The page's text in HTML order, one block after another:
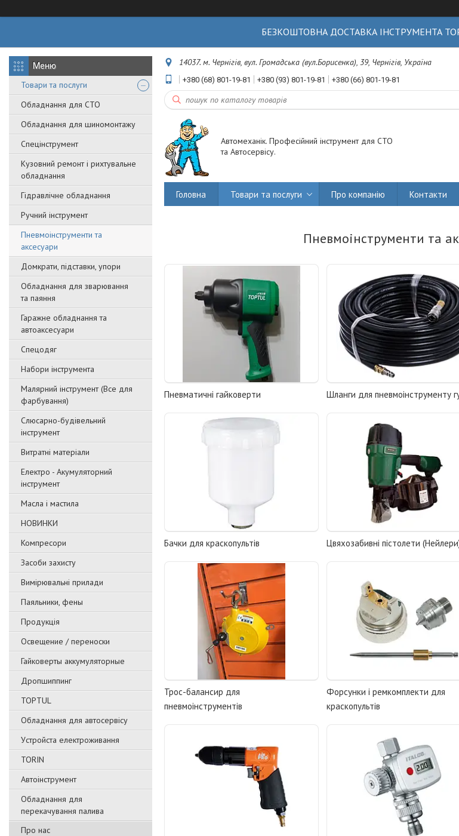
БЕЗКОШТОВНА ДОСТАВКА ІНСТРУМЕНТА
Товари та послуги
Обладнання для СТО
Обладнання для шиномонтажу
Спецінструмент
Кузовний ремонт і рихтувальне
обладнання
Гідравлічне обладнання
Ручний інструмент
Пневмоінструменти та
аксесуари
Домкрати, підставки, упори
Обладнання для зварювання
та паяння
Гаражне обладнання та
автоаксесуари
Спецодяг
Набори інструмента
Малярний інструмент (Все для
фарбування)
Слюсарно-будівельний
інструмент
Витратні матеріали
Електро - Акумуляторний
інструмент
Масла і мастила
НОВИНКИ
Компресори
Засоби захисту
Вимірювальні прилади
Паяльники, фены
Продукція
Освещение / переноски
Гайковерты аккумуляторные
Дропшиппинг
TOPTUL
Обладнання для автосервісу
Уcтpoйстa елeктpoживання
TORIN
Автоінструмент
Обладнання для
перекачування палива
Про нас
14037. м. Чернігів, вул. Громадська (вул.Борисенка), 39, Чернігів, Україна
+380 (68) 801-19-81 +380 (93) 801-19-81 +380 (66) 801-19-81
Автомеханік. Професійний інструмент для СТО
та Автосервісу.
Головна Товари та послуги Про компанію Контакти
Пневмоінструменти та
Пневматичні гайковерти Шланги для пневмоінструменту
Бачки для краскопультів Цвяхозабивні пістолети
Трос-балансир для
пневмоінструментів
Форсунки і ремкомплекти для
краскопультів